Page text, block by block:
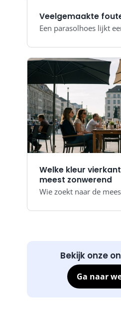
Veelgemaakte
Een parasolhoes lijkt
Welke kleur
meest zonwerend
Wie zoekt naar de
Bekijk onze
Ga naar